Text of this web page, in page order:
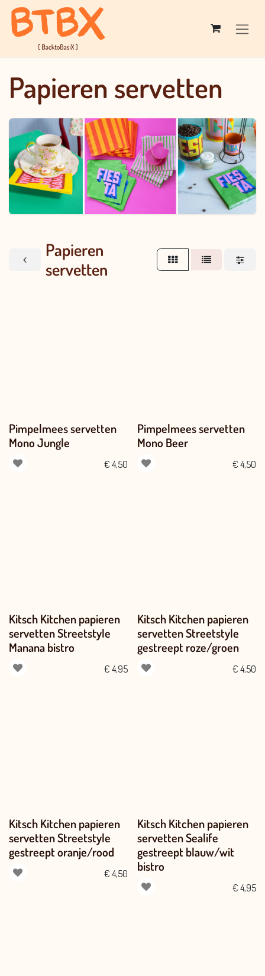
Overslaan naar inhoud
Papieren servetten
Papieren
servetten
Pimpelmees servetten
Mono Jungle
€ 4,50
Pimpelmees servetten
Mono Beer
€ 4,50
Kitsch Kitchen papieren
servetten Streetstyle
Manana bistro
€ 4,95
Kitsch Kitchen papieren
servetten Streetstyle
gestreept roze/groen
€ 4,50
Kitsch Kitchen papieren
servetten Streetstyle
gestreept oranje/rood
€ 4,50
Kitsch Kitchen papieren
servetten Sealife
gestreept blauw/wit
bistro
€ 4,95